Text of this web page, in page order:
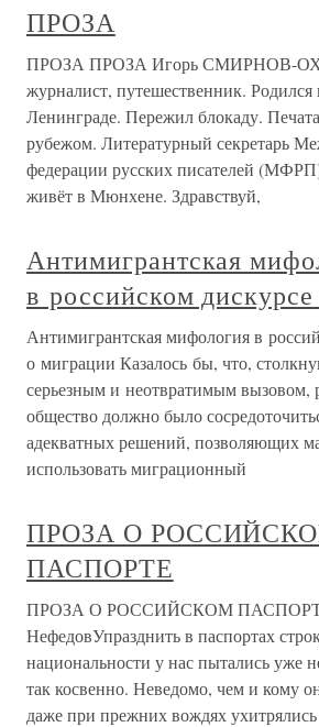
ПРОЗА
ПРОЗА ПРОЗА Игорь СМИРНОВ-
журналист, путешественник. Родился
Ленинграде. Пережил блокаду.
рубежом. Литературный секретарь
федерации русских писателей
живёт в Мюнхене. Здравствуй,
Антимигрантская
в российском
Антимигрантская мифология в
о миграции Казалось бы, что,
серьезным и неотвратимым вызовом,
общество должно было
адекватных решений, позволяющих
использовать миграционный
ПРОЗА О
ПАСПОРТЕ
ПРОЗА О РОССИЙСКОМ
НефедовУпразднить в паспортах
национальности у нас пытались уже
так косвенно. Неведомо, чем и кому
даже при прежних вождях ухитрялись